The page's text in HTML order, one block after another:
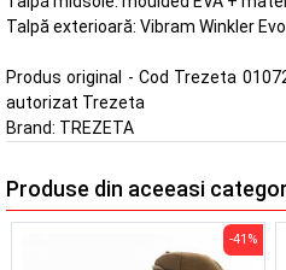
Talpă exterioară: Vibram Winkler Evo
Produs original - Cod Trezeta
autorizat Trezeta
Brand: TREZETA
Produse din aceeasi
-41%